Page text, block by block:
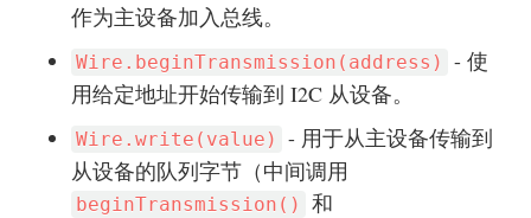
作为主设备加入总线。
Wire.beginTransmission(address)
- 使
用给定地址开始传输到 I2C 从设备。
Wire.write(value)
- 用于从主设备传输到
从设备的队列字节（中间调用
beginTransmission() 和